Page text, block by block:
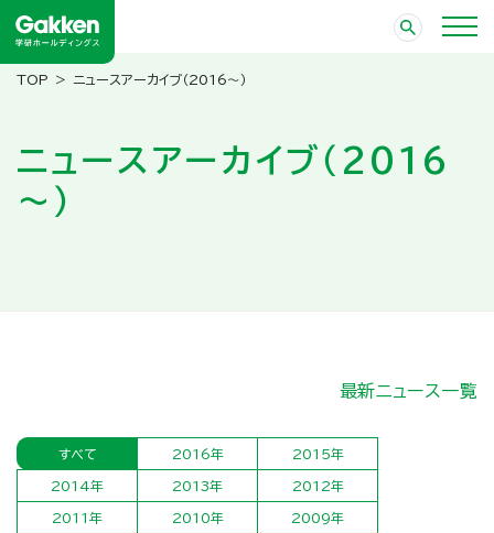
ニュースアーカイブ（2016～）
ニュースアーカイブ（2016
～）
最新ニュース一覧
すべて 2016年 2015年
2014年 2013年 2012年
2011年 2010年 2009年